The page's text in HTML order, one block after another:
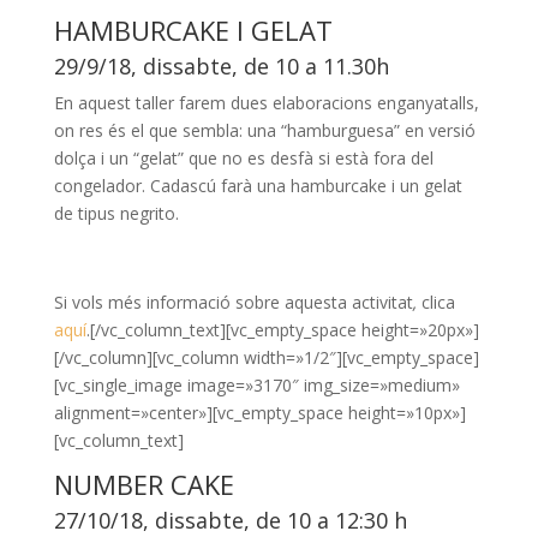
HAMBURCAKE I GELAT
29/9/18, dissabte, de 10 a 11.30h
En aquest taller farem dues elaboracions enganyatalls,
on res és el que sembla: una “hamburguesa” en versió
dolça i un “gelat” que no es desfà si està fora del
congelador. Cadascú farà una hamburcake i un gelat
de tipus negrito.
Si vols més informació sobre aquesta activitat, clica
aquí.[/vc_column_text][vc_empty_space height=»20px»]
[/vc_column][vc_column width=»1/2″][vc_empty_space]
[vc_single_image image=»3170″ img_size=»medium»
alignment=»center»][vc_empty_space height=»10px»]
[vc_column_text]
NUMBER CAKE
27/10/18, dissabte, de 10 a 12:30 h